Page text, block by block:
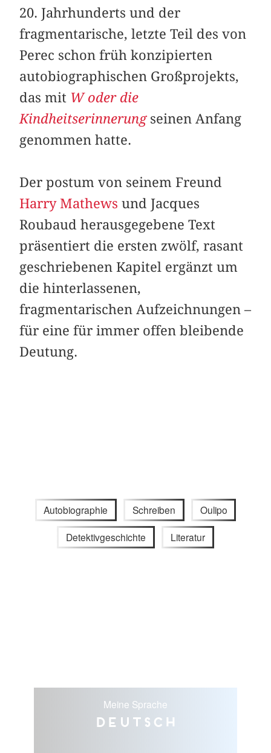
20. Jahrhunderts und der
fragmentarische, letzte Teil des von
Perec schon früh konzipierten
autobiographischen ­Groß­projekts,
das mit W oder die
Kindheitserinnerungseinen Anfang
genommen hatte.
Der postum von seinem Freund
Harry Mathews und Jacques
Roubaud herausgegebene Text
präsentiert die ersten zwölf, rasant
geschriebenen Kapitel ergänzt um
die hinterlassenen,
fragmentarischen Aufzeichnungen –
für eine für immer offen bleibende
Deutung.
Autobiographie Schreiben Oulipo
Detektivgeschichte Literatur
Meine Sprache
Deutsch